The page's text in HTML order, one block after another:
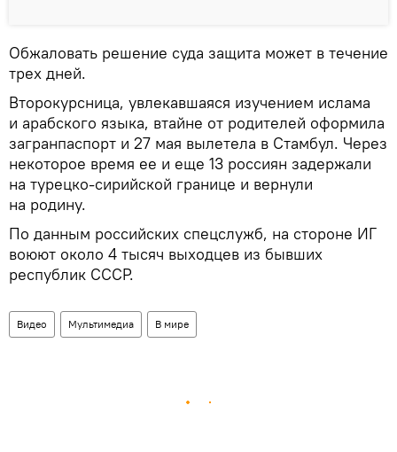
Обжаловать решение суда защита может в течение
трех дней.
Второкурсница, увлекавшаяся изучением ислама
и арабского языка, втайне от родителей оформила
загранпаспорт и 27 мая вылетела в Стамбул. Через
некоторое время ее и еще 13 россиян задержали
на турецко-сирийской границе и вернули
на родину.
По данным российских спецслужб, на стороне ИГ
воюют около 4 тысяч выходцев из бывших
республик СССР.
Видео Мультимедиа В мире